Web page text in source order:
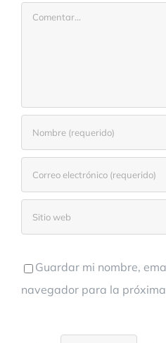
Comentar
Guardar mi nombre,
navegador para la